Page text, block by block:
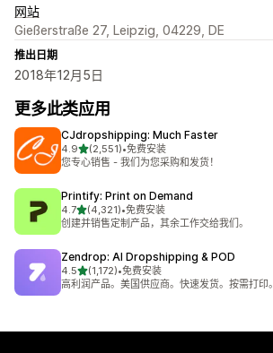
网站
Gießerstraße 27, Leipzig, 04229, DE
推出日期
2018年12月5日
更多此类应用
CJdropshipping: Much Faster
4.9星（满分 5 星）
(2,551)
总共 2551 条评论
•免费安装
您专心销售 - 我们为您采购和发货！
Printify: Print on Demand
4.7星（满分 5 星）
(4,321)
总共 4321 条评论
•免费安装
创建并销售定制产品，其余工作交给我们。
Zendrop: AI Dropshipping & POD
4.5星（满分 5 星）
(1,172)
总共 1172 条评论
•免费安装
高利润产品。美国供应商。快速发货。按需打印。